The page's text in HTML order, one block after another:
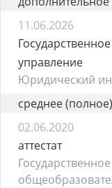
11.06.2026
управление
Юридический
среднее
02.06.2020
аттестат